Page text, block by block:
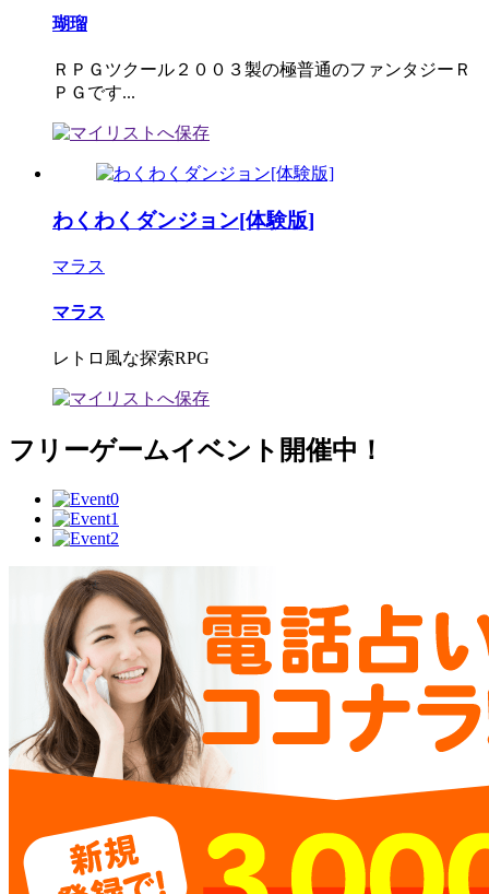
瑚瑠
ＲＰＧツクール２００３製の極普通のファンタジーＲ
ＰＧです...
わくわくダンジョン[体験版]
マラス
マラス
レトロ風な探索RPG
フリーゲームイベント開催中！